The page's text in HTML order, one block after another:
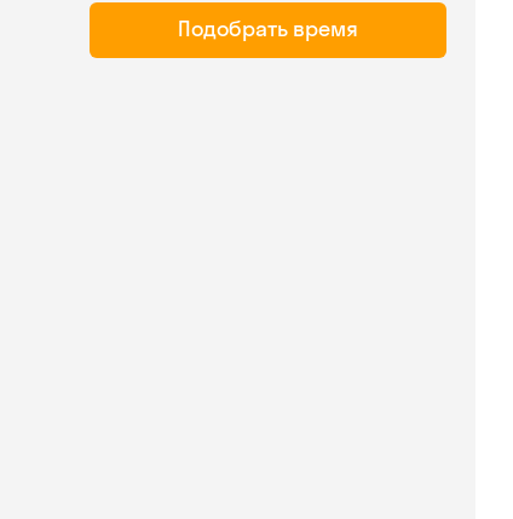
Подобрать время